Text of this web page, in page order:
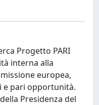
Progetto PARI
interna alla
europea,
e pari opportunità.
Presidenza del